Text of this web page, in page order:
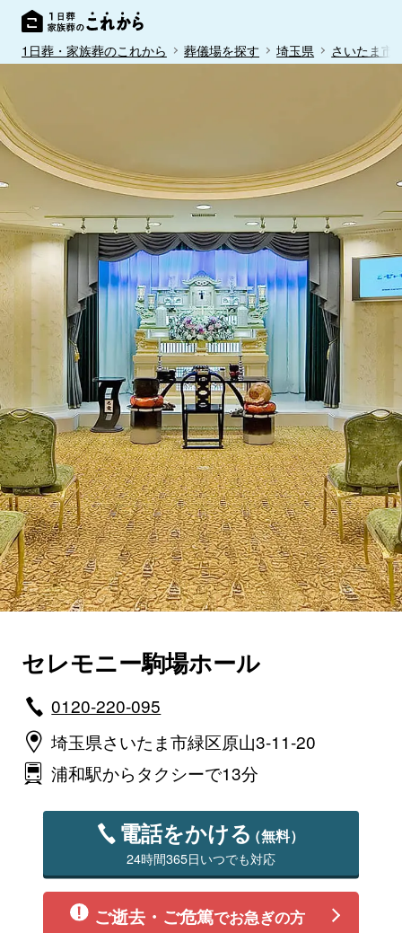
1日葬・家族葬のこれから 葬儀場を探す 埼玉県 さいたま市
セレモニー駒場ホール
0120-220-095
埼玉県さいたま市緑区原山3-11-20
浦和駅からタクシーで13分
電話をかける（無料）
24時間365日いつでも対応
ご逝去・ご危篤でお急ぎの方